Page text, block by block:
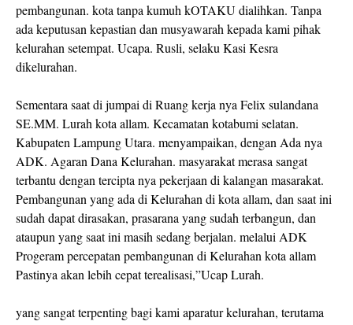
pembangunan. kota tanpa kumuh kOTAKU dialihkan. Tanpa
ada keputusan kepastian dan musyawarah kepada kami pihak
kelurahan setempat. Ucapa. Rusli, selaku Kasi Kesra
dikelurahan.
Sementara saat di jumpai di Ruang kerja nya Felix sulandana
SE.MM. Lurah kota allam. Kecamatan kotabumi selatan.
Kabupaten Lampung Utara. menyampaikan, dengan Ada nya
ADK. Agaran Dana Kelurahan. masyarakat merasa sangat
terbantu dengan tercipta nya pekerjaan di kalangan masarakat.
Pembangunan yang ada di Kelurahan di kota allam, dan saat ini
sudah dapat dirasakan, prasarana yang sudah terbangun, dan
ataupun yang saat ini masih sedang berjalan. melalui ADK
Progeram percepatan pembangunan di Kelurahan kota allam
Pastinya akan lebih cepat terealisasi,”Ucap Lurah.
yang sangat terpenting bagi kami aparatur kelurahan, terutama